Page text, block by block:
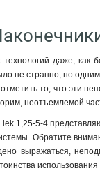
даже, как
не странно, но
то, что эти
неотъемлемой
1,25-5-4
Обратите
выражаться,